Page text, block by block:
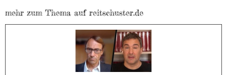
mehr zum Thema auf reitschuster.de